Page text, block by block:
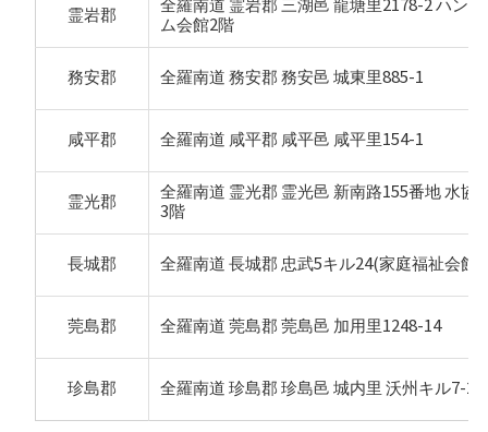
霊岩郡
全羅南道 霊岩郡 三湖邑 龍塘里2178-2 ハン
ム会館2階
務安郡 全羅南道 務安郡 務安邑 城東里885-1
咸平郡 全羅南道 咸平郡 咸平邑 咸平里154-1
霊光郡
全羅南道 霊光郡 霊光邑 新南路155番地 水協
3階
長城郡 全羅南道 長城郡 忠武5キル24(家庭福祉会館)
莞島郡 全羅南道 莞島郡 莞島邑 加用里1248-14
珍島郡 全羅南道 珍島郡 珍島邑 城内里 沃州キル7-2